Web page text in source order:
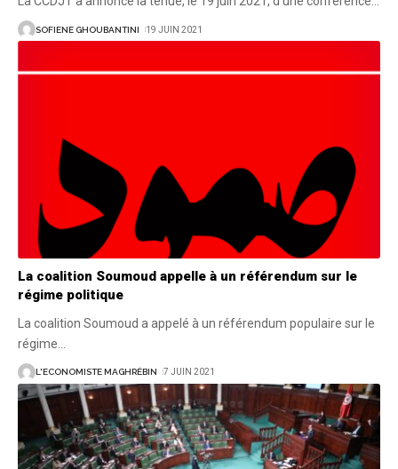
SOFIENE GHOUBANTINI 19 JUIN 2021
La coalition Soumoud appelle à un référendum sur le
régime politique
La coalition Soumoud a appelé à un référendum populaire sur le
régime
L'ECONOMISTE MAGHRÉBIN 7 JUIN 2021